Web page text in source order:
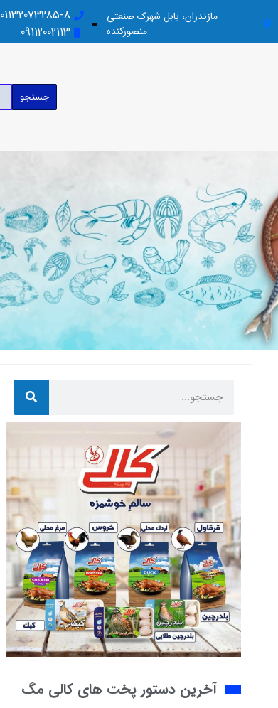
مازندران، بابل شهرک صنعتی
منصورکنده
01132073285-8
09112002113
جستجو
آخرین دستور پخت های کالی مگ